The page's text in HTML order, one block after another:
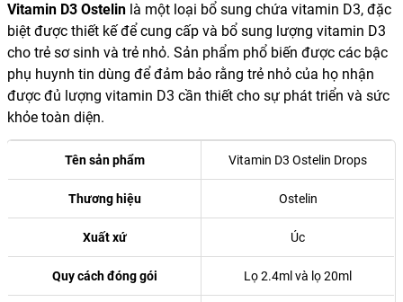
Vitamin D3 Ostelin là một loại bổ sung chứa vitamin D3, đặc
biệt được thiết kế để cung cấp và bổ sung lượng vitamin D3
cho trẻ sơ sinh và trẻ nhỏ. Sản phẩm phổ biến được các bậc
phụ huynh tin dùng để đảm bảo rằng trẻ nhỏ của họ nhận
được đủ lượng vitamin D3 cần thiết cho sự phát triển và sức
khỏe toàn diện.
Tên sản phẩm Vitamin D3 Ostelin Drops
Thương hiệu Ostelin
Xuất xứ Úc
Quy cách đóng gói Lọ 2.4ml và lọ 20ml